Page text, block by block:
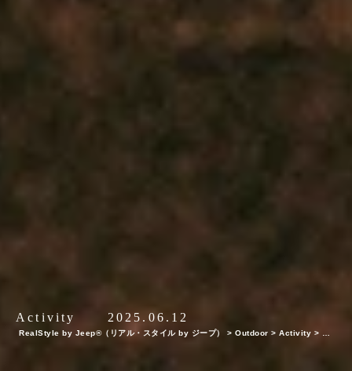
Activity 2025.06.12
RealStyle by Jeep®（リアル・スタイル by ジープ） >Outdoor >Activity >